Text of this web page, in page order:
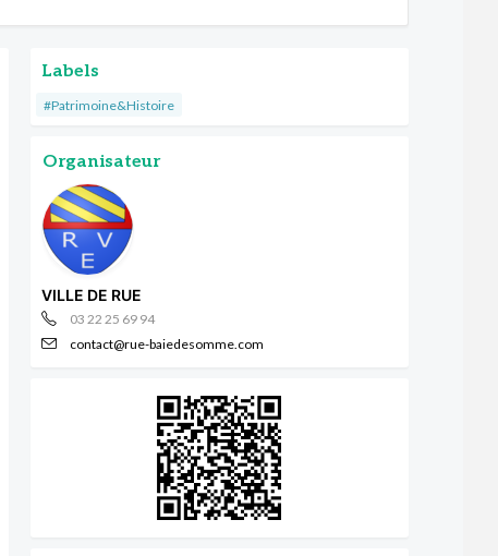
Labels
#Patrimoine&Histoire
Organisateur
VILLE DE RUE
03 22 25 69 94
contact@rue-baiedesomme.com